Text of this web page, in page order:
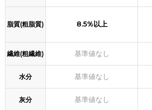
脂質(粗脂質) 8.5%以上
繊維(粗繊維) 基準値なし
水分 基準値なし
灰分 基準値なし